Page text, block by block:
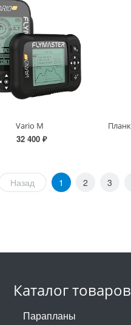
Vario M
32 400 ₽
Назад 1 2 3
Каталог товаров
Парапланы